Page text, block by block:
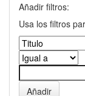
Añadir filtros:
Usa los filtros